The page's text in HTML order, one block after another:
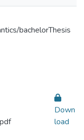
bachelorThesis
Down
load